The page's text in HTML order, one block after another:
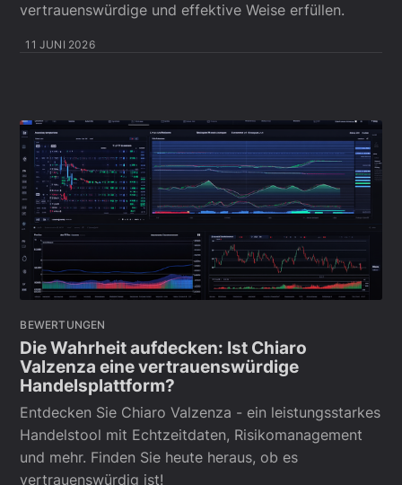
vertrauenswürdige und effektive Weise erfüllen.
11 JUNI 2026
BEWERTUNGEN
Die Wahrheit aufdecken: Ist Chiaro
Valzenza eine vertrauenswürdige
Handelsplattform?
Entdecken Sie Chiaro Valzenza - ein leistungsstarkes
Handelstool mit Echtzeitdaten, Risikomanagement
und mehr. Finden Sie heute heraus, ob es
vertrauenswürdig ist!